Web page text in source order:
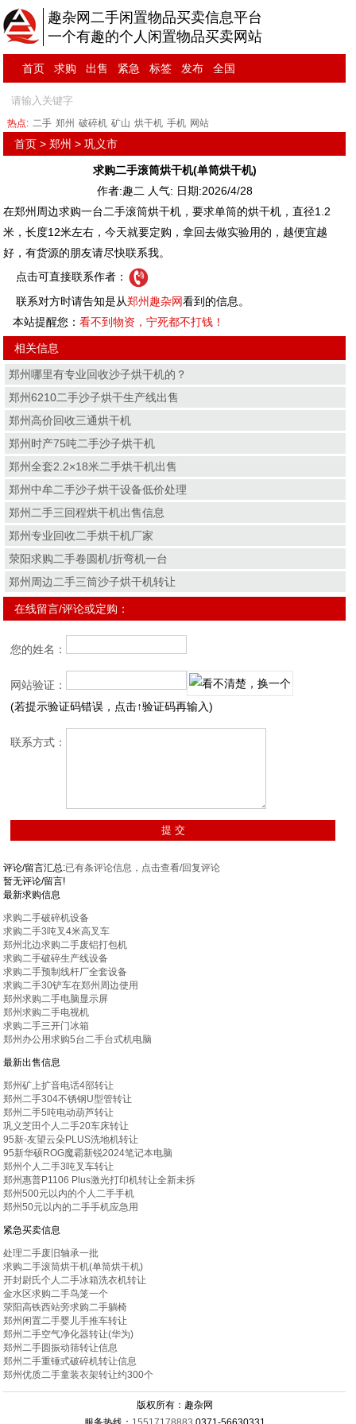
趣杂网二手闲置物品买卖信息平台
一个有趣的个人闲置物品买卖网站
首页 求购 出售 紧急 标签 发布 全国
热点: 二手 郑州 破碎机 矿山 烘干机 手机 网站
首页 >郑州 >巩义市
求购二手滚筒烘干机(单筒烘干机)
作者:趣二 人气: 日期:2026/4/28
在郑州周边求购一台二手滚筒烘干机，要求单筒的烘干机，直径1.2
米，长度12米左右，今天就要定购，拿回去做实验用的，越便宜越
好，有货源的朋友请尽快联系我。
点击可直接联系作者：
联系对方时请告知是从郑州趣杂网看到的信息。
本站提醒您：看不到物资，宁死都不打钱！
相关信息
郑州哪里有专业回收沙子烘干机的？
郑州6210二手沙子烘干生产线出售
郑州高价回收三通烘干机
郑州时产75吨二手沙子烘干机
郑州全套2.2×18米二手烘干机出售
郑州中牟二手沙子烘干设备低价处理
郑州二手三回程烘干机出售信息
郑州专业回收二手烘干机厂家
荥阳求购二手卷圆机/折弯机一台
郑州周边二手三筒沙子烘干机转让
在线留言/评论或定购：
您的姓名：
网站验证：
(若提示验证码错误，点击↑验证码再输入)
联系方式：
评论/留言汇总:已有条评论信息，点击查看/回复评论
暂无评论/留言!
最新求购信息
求购二手破碎机设备
求购二手3吨叉4米高叉车
郑州北边求购二手废铝打包机
求购二手破碎生产线设备
求购二手预制线杆厂全套设备
求购二手30铲车在郑州周边使用
郑州求购二手电脑显示屏
郑州求购二手电视机
求购二手三开门冰箱
郑州办公用求购5台二手台式机电脑
最新出售信息
郑州矿上扩音电话4部转让
郑州二手304不锈钢U型管转让
郑州二手5吨电动葫芦转让
巩义芝田个人二手20车床转让
95新-友望云朵PLUS洗地机转让
95新华硕ROG魔霸新锐2024笔记本电脑
郑州个人二手3吨叉车转让
郑州惠普P1106 Plus激光打印机转让全新未拆
郑州500元以内的个人二手手机
郑州50元以内的二手手机应急用
紧急买卖信息
处理二手废旧轴承一批
求购二手滚筒烘干机(单筒烘干机)
开封尉氏个人二手冰箱洗衣机转让
金水区求购二手鸟笼一个
荥阳高铁西站旁求购二手躺椅
郑州闲置二手婴儿手推车转让
郑州二手空气净化器转让(华为)
郑州二手圆振动筛转让信息
郑州二手重锤式破碎机转让信息
郑州优质二手童装衣架转让约300个
版权所有：趣杂网